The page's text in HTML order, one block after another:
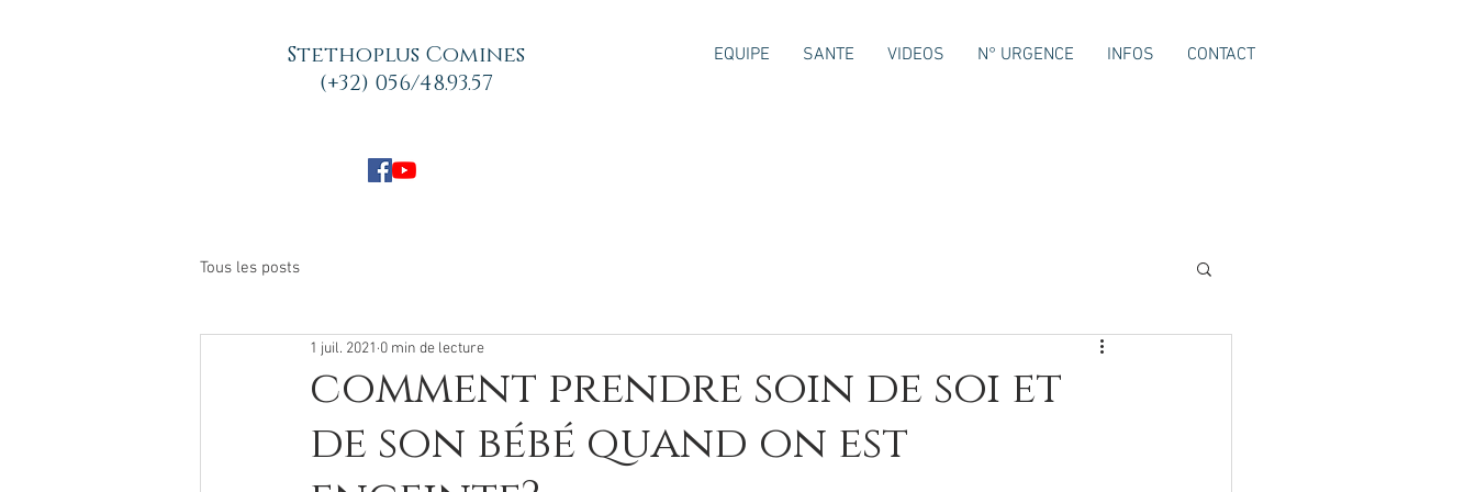
Stethoplus Comines
(+32) 056/48.93.57
EQUIPE SANTE VIDEOS N° URGENCE INFOS CONTACT
Tous les posts
comment prendre soin de soi et
de son bébé quand on est
1 juil. 2021 0 min de lecture